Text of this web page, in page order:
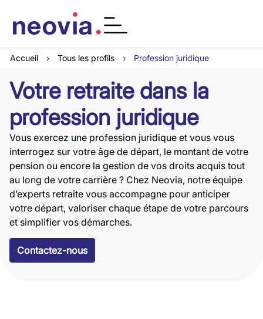
Accueil › Tous les profils › Profession juridique
Votre retraite dans la
profession juridique
Vous exercez une profession juridique et vous vous
interrogez sur votre âge de départ, le montant de votre
pension ou encore la gestion de vos droits acquis tout
au long de votre carrière ? Chez Neovia, notre équipe
d’experts retraite vous accompagne pour anticiper
votre départ, valoriser chaque étape de votre parcours
et simplifier vos démarches.
Contactez-nous